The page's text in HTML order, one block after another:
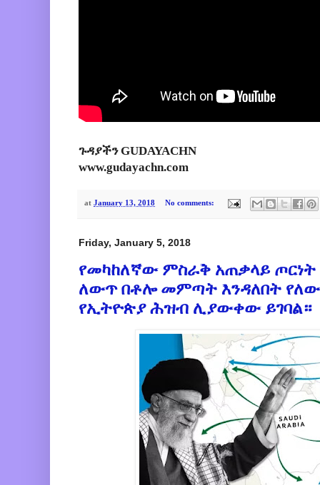
ጉዳያችን GUDAYACHN
www.gudayachn.com
at January 13, 2018 No comments:
Friday, January 5, 2018
የመካከለኛው ምስራቅ አጠቃላይ ጦርነት
ለውጥ በቶሎ መምጣት እንዳለበት
የኢትዮጵያ ሕዝብ ሊያውቀው ይገባል።